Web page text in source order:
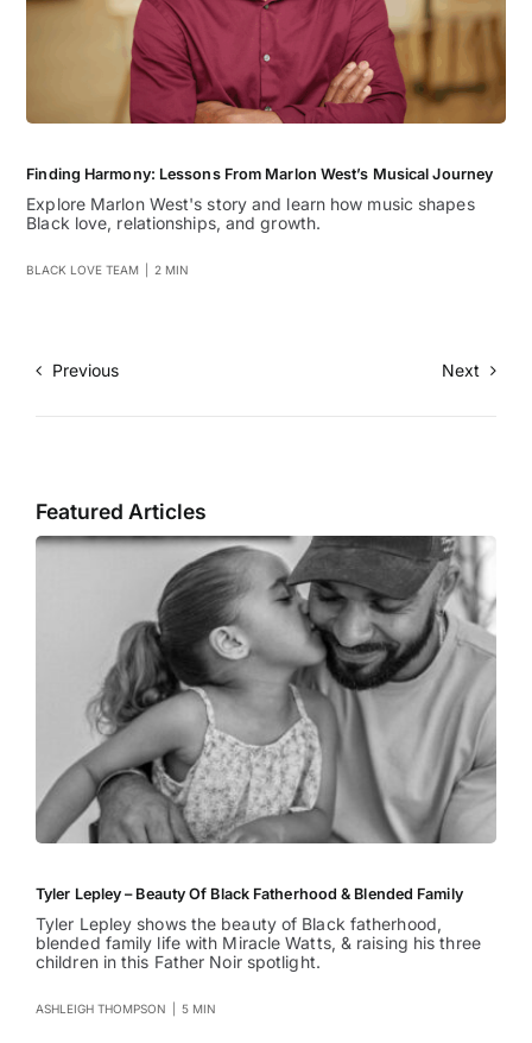
Finding Harmony: Lessons From Marlon West’s Musical Journey
Explore Marlon West's story and learn how music shapes
Black love, relationships, and growth.
BLACK LOVE TEAM 2 MIN
Previous Next
Featured Articles
Tyler Lepley – Beauty Of Black Fatherhood & Blended Family
Tyler Lepley shows the beauty of Black fatherhood,
blended family life with Miracle Watts, & raising his three
children in this Father Noir spotlight.
ASHLEIGH THOMPSON 5 MIN